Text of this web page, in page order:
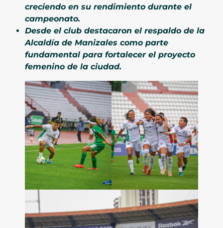
creciendo en su rendimiento durante el
campeonato.
Desde el club destacaron el respaldo de la
Alcaldía de Manizales como parte
fundamental para fortalecer el proyecto
femenino de la ciudad.